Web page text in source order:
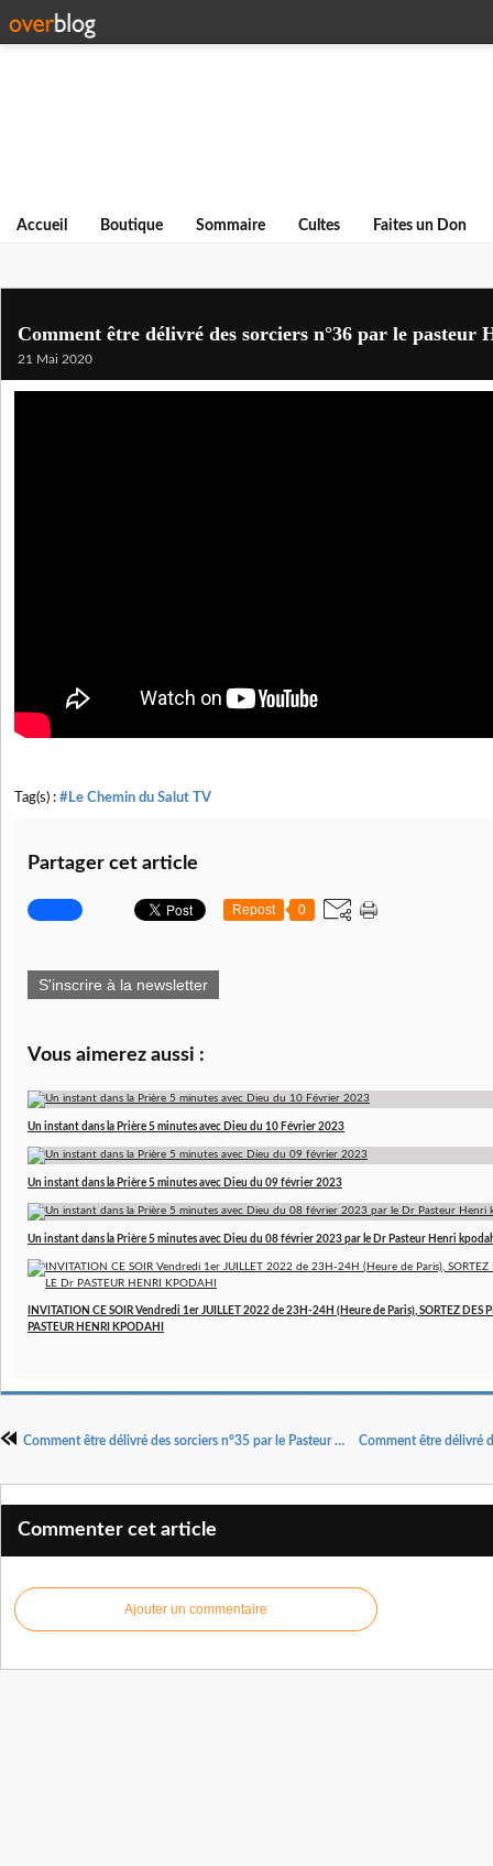
Accueil Boutique Sommaire Cultes Faites un Don
Comment être délivré des sorciers n°36 par le pasteur
21 Mai 2020
Tag(s) : #Le Chemin du Salut TV
Partager cet article
Repost 0
S'inscrire à la newsletter
Vous aimerez aussi :
Un instant dans la Prière 5 minutes avec Dieu du 10 Février 2023
Un instant dans la Prière 5 minutes avec Dieu du 09 février 2023
Un instant dans la Prière 5 minutes avec Dieu du 08 février 2023 par le Dr Pasteur Henri
INVITATION CE SOIR Vendredi 1er JUILLET 2022 de 23H-24H (Heure de Paris), SORTEZ DES
PASTEUR HENRI KPODAHI
Comment être délivré des sorciers n°35 par le Pasteur Henri Kpodahi
Commenter cet article
Ajouter un commentaire